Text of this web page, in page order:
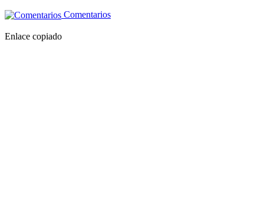
Comentarios
Enlace copiado